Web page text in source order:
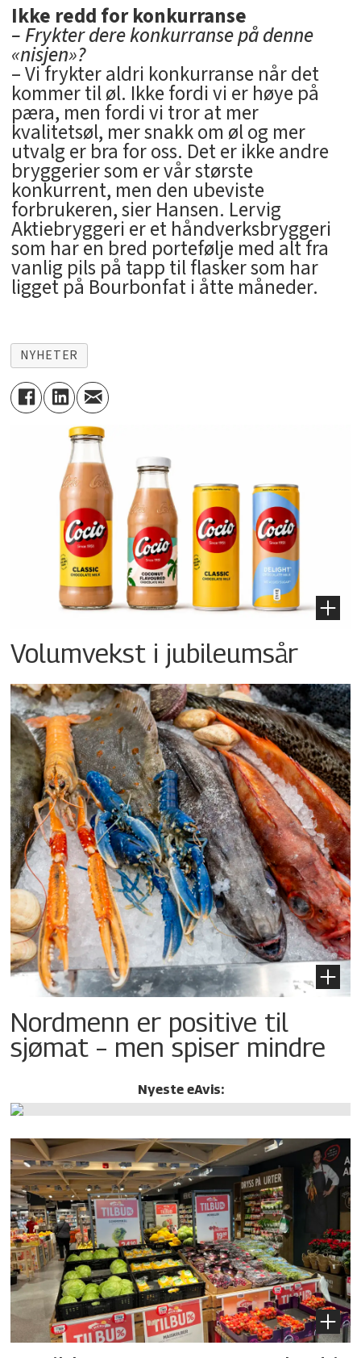
Ikke redd for konkurranse
– Frykter dere konkurranse på denne
«nisjen»?
– Vi frykter aldri konkurranse når det
kommer til øl. Ikke fordi vi er høye på
pæra, men fordi vi tror at mer
kvalitetsøl, mer snakk om øl og mer
utvalg er bra for oss. Det er ikke andre
bryggerier som er vår største
konkurrent, men den ubeviste
forbrukeren, sier Hansen. Lervig
Aktiebryggeri er et håndverksbryggeri
som har en bred portefølje med alt fra
vanlig pils på tapp til flasker som har
ligget på Bourbonfat i åtte måneder.
NYHETER
Volumvekst i jubileumsår
Nordmenn er positive til
sjømat – men spiser mindre
Nyeste eAvis: